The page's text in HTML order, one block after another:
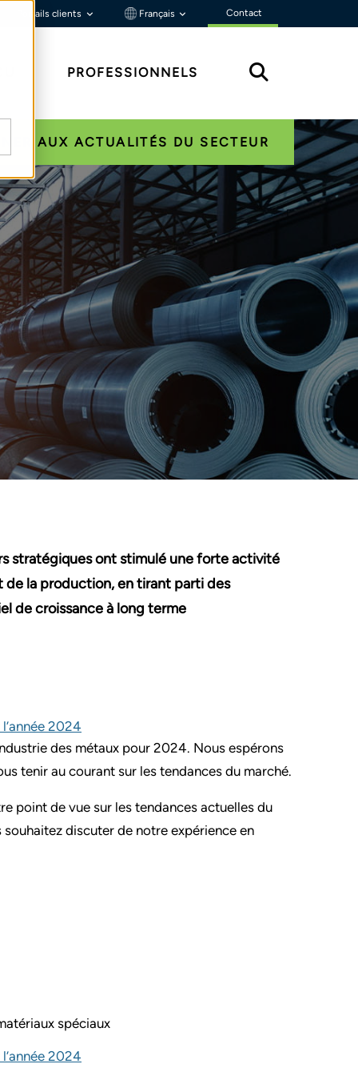
Portails clients Français Contact
PROFESSIONNELS
AUX ACTUALITÉS DU SECTEUR
stratégiques ont stimulé une forte activité
la production, en tirant parti des
de croissance à long terme
2024
des métaux pour 2024. Nous espérons
tenir au courant sur les tendances du marché.
point de vue sur les tendances actuelles du
discuter de notre expérience en
spéciaux
2024